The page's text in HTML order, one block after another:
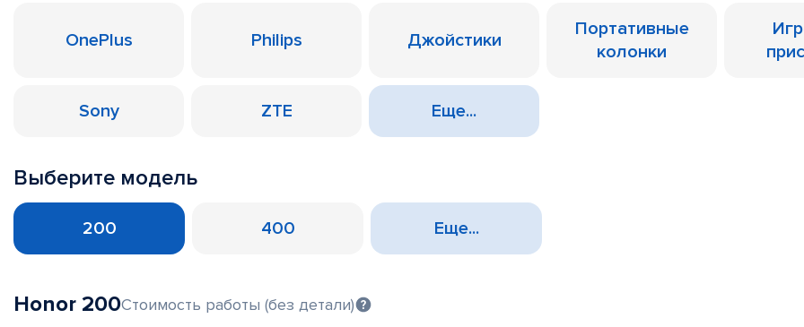
OnePlus Philips Джойстики
Портативные
колонки
Sony ZTE Еще...
Выберите модель
200 400 Еще...
Honor 200Стоимость работы (без детали)